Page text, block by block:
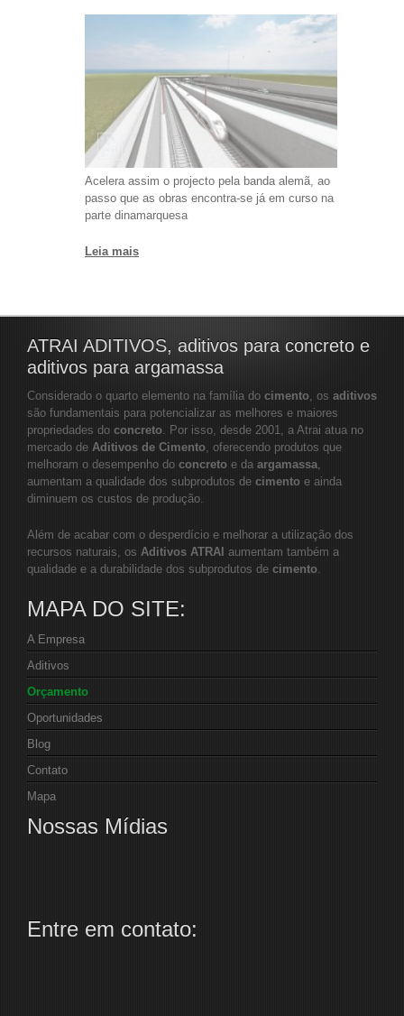
Acelera assim o projecto pela banda alemã, ao
passo que as obras encontra-se já em curso na
parte dinamarquesa
Leia mais
ATRAI ADITIVOS, aditivos para concreto e
aditivos para argamassa
Considerado o quarto elemento na família do cimento, os aditivos
são fundamentais para potencializar as melhores e maiores
propriedades do concreto. Por isso, desde 2001, a Atrai atua no
mercado de Aditivos de Cimento, oferecendo produtos que
melhoram o desempenho do concreto e da argamassa,
aumentam a qualidade dos subprodutos de cimento e ainda
diminuem os custos de produção.
Além de acabar com o desperdício e melhorar a utilização dos
recursos naturais, os Aditivos ATRAI aumentam também a
qualidade e a durabilidade dos subprodutos de cimento.
MAPA DO SITE:
A Empresa
Aditivos
Orçamento
Oportunidades
Blog
Contato
Mapa
Nossas Mídias
Entre em contato: